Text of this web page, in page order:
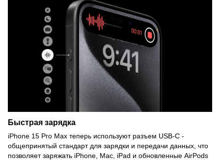
Быстрая зарядка
iPhone 15 Pro Max теперь используют разъем USB-C -
общепринятый стандарт для зарядки и передачи данных, что
позволяет заряжать iPhone, Mac, iPad и обновленные AirPods